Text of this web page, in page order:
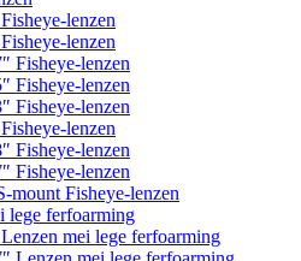
lenzen
lenzen
Fisheye-lenzen
Fisheye-lenzen
Fisheye-lenzen
lenzen
Fisheye-lenzen
Fisheye-lenzen
mount Fisheye-lenzen
lege ferfoarming
mei lege ferfoarming